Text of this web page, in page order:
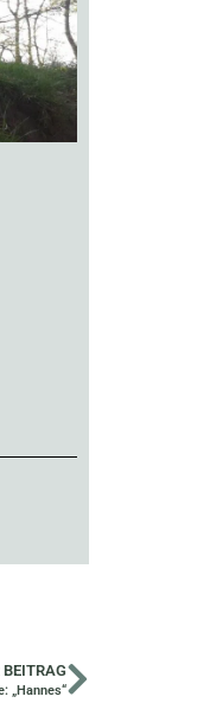
„Hannes“